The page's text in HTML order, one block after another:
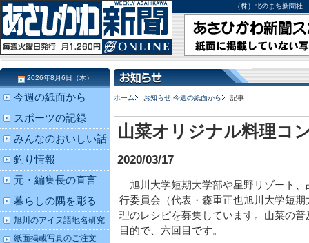
（株）北のまち新聞
ホーム お知らせ 今週の紙面から 記事
山菜オリジナル料理コ
2020/03/17
旭川大学短期大学部や星野リゾート、
行委員会（代表・森重正也旭川大学短
理のレシピを募集しています。山菜の
目的で、六回目です。
2026年8月6日（木）
今週の紙面から
スポーツの記録
みんなのおいしい話
釣り情報
元・編集長の直言
暮らしの隅を彫る
旭川のアイヌ語地名研究
紙面掲載写真のご注文